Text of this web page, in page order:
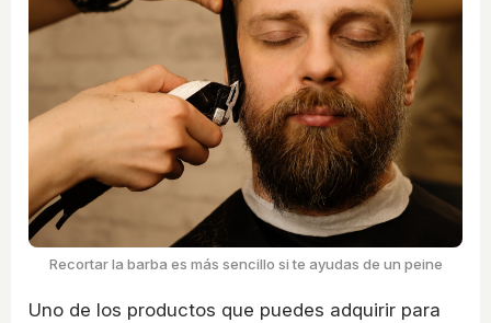
Recortar la barba es más sencillo si te ayudas de un peine
Uno de los productos que puedes adquirir para